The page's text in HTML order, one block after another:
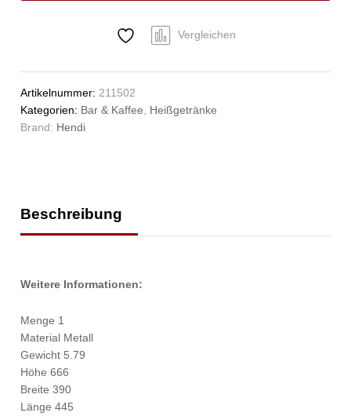
Vergleichen
Artikelnummer: 211502
Kategorien: Bar & Kaffee
Heißgetränke
Brand: Hendi
Beschreibung
Weitere Informationen:
Menge 1
Material Metall
Gewicht 5.79
Höhe 666
Breite 390
Länge 445